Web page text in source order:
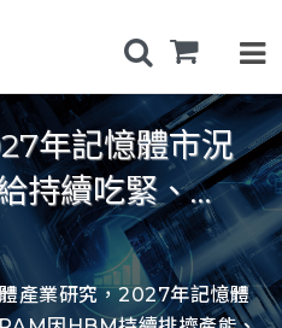
提高資本支出
AI server出貨
產業研究，因應AI基礎
年記憶體市況
持續吃緊、
寬鬆
產業研究，2027年記憶體